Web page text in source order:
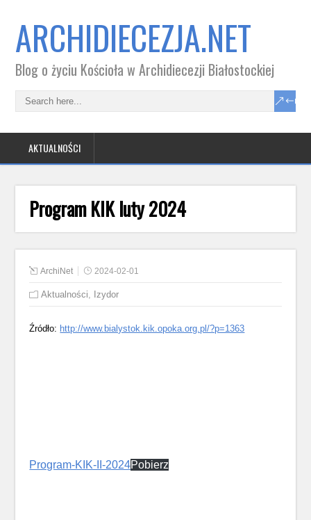
ARCHIDIECEZJA.NET
Blog o życiu Kościoła w Archidiecezji Białostockiej
AKTUALNOŚCI
Program KIK luty 2024
ArchiNet 2024-02-01
Aktualności, Izydor
Źródło: http://www.bialystok.kik.opoka.org.pl/?p=1363
Program-KIK-II-2024Pobierz